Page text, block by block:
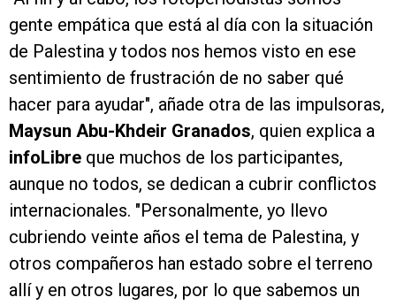
gente empática que está al día con la situación
de Palestina y todos nos hemos visto en ese
sentimiento de frustración de no saber qué
hacer para ayudar", añade otra de las impulsoras,
Maysun Abu-Khdeir Granados, quien explica a
infoLibre que muchos de los participantes,
aunque no todos, se dedican a cubrir conflictos
internacionales. "Personalmente, yo llevo
cubriendo veinte años el tema de Palestina, y
otros compañeros han estado sobre el terreno
allí y en otros lugares, por lo que sabemos un